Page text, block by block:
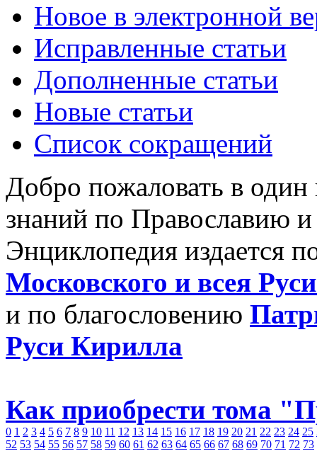
Новое в электронной
Исправленные статьи
Дополненные статьи
Новые статьи
Список сокращений
Добро пожаловать в
знаний по Православию
Энциклопедия издается
Московского и всея
и по благословению
Руси Кирилла
Как приобрести тома
0 1 2 3 4 5 6 7 8 9 10 11 12 13 14 15 16 17 18 19 20 21 22 23 24 25
52 53 54 55 56 57 58 59 60 61 62 63 64 65 66 67 68 69 70 71 72 73